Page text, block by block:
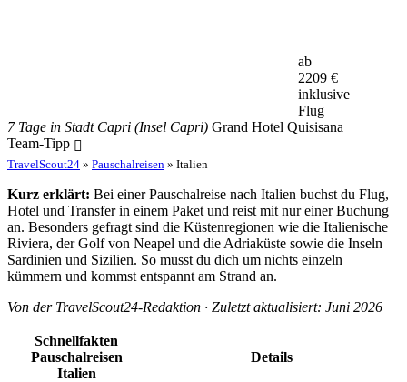
ab
2209 €
inklusive
Flug
7 Tage in Stadt Capri (Insel Capri) Grand Hotel Quisisana
Team-Tipp
TravelScout24 » Pauschalreisen » Italien
Kurz erklärt: Bei einer Pauschalreise nach Italien buchst du Flug,
Hotel und Transfer in einem Paket und reist mit nur einer Buchung
an. Besonders gefragt sind die Küstenregionen wie die Italienische
Riviera, der Golf von Neapel und die Adriaküste sowie die Inseln
Sardinien und Sizilien. So musst du dich um nichts einzeln
kümmern und kommst entspannt am Strand an.
Von der TravelScout24-Redaktion · Zuletzt aktualisiert: Juni 2026
Schnellfakten
Pauschalreisen
Italien
Details